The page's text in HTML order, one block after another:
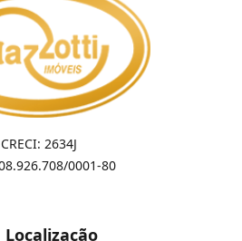
CRECI: 2634J
0001-80
Localização